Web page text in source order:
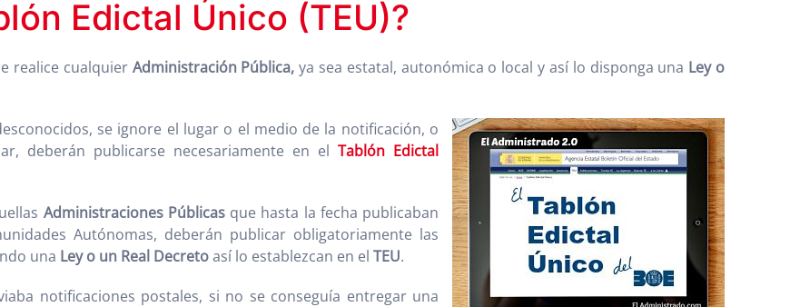
Edictal Único (TEU)?
realice cualquierAdministración Pública, ya sea estatal, autonómica o local y así lo disponga una Ley o
se ignore el lugar o el medio de la notificación, o
deberán publicarse necesariamente en el Tablón Edictal
Administraciones Públicasque hasta la fecha publicaban
Autónomas, deberán publicar obligatoriamente las
una Ley o un Real Decretoasí lo establezcan en el TEU.
notificaciones postales, si no se conseguía entregar una